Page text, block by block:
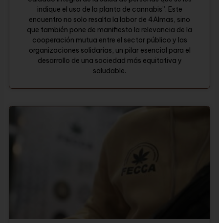
indique el uso de la planta de cannabis”. Este
encuentro no solo resalta la labor de 4Almas, sino
que también pone de manifiesto la relevancia de la
cooperación mutua entre el sector público y las
organizaciones solidarias, un pilar esencial para el
desarrollo de una sociedad más equitativa y
saludable.